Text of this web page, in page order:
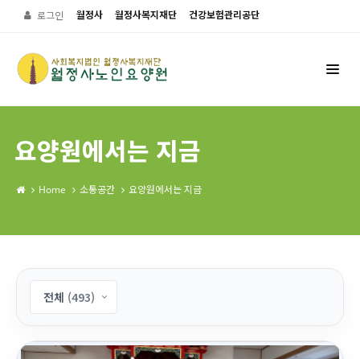
로그인 월정사 월정사복지재단 건강보험관리공단
요양원에서는 지금
Home 소통공간 요양원에서는 지금
전체 (493)